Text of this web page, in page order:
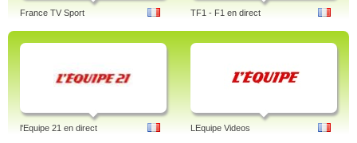
France TV Sport TF1 - F1 en direct
l'Equipe 21 en direct LEquipe Videos